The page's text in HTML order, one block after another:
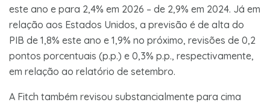
este ano e para 2,4% em 2026 – de 2,9% em 2024. Já em
relação aos Estados Unidos, a previsão é de alta do
PIB de 1,8% este ano e 1,9% no próximo, revisões de 0,2
pontos porcentuais (p.p.) e 0,3% p.p., respectivamente,
em relação ao relatório de setembro.
A Fitch também revisou substancialmente para cima